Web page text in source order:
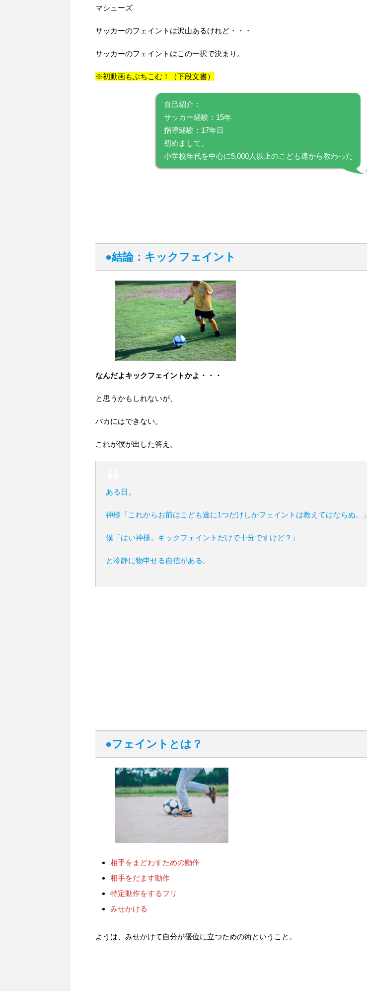
マシューズ
サッカーのフェイントは沢山あるけれど・・・
サッカーのフェイントはこの一択で決まり。
※初動画もぶちこむ！（下段文書）
自己紹介：
サッカー経験：15年
指導経験：17年目
初めまして。
小学校年代を中心に5,000人以上のこども達から教わった
●結論：キックフェイント
なんだよキックフェイントかよ・・・
と思うかもしれないが、
バカにはできない。
これが僕が出した答え。
ある日。
神様「これからお前はこども達に1つだけしかフェイントは教えてはならぬ。」
僕「はい神様。キックフェイントだけで十分ですけど？」
と冷静に物申せる自信がある。
●フェイントとは？
相手をまどわすための動作
相手をだます動作
特定動作をするフリ
みせかける
ようは、みせかけて自分が優位に立つための術ということ。